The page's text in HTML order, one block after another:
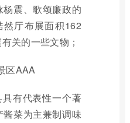
震、歌颂廉政的
厅布展面积162
关的一些文物；
区AAA
有代表性一个著
菜为主兼制调味